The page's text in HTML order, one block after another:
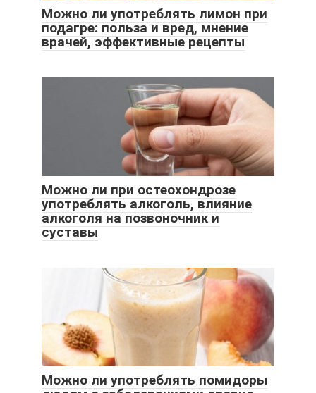
Можно ли употреблять лимон при
подагре: польза и вред, мнение
врачей, эффективные рецепты
Можно ли при остеохондрозе
употреблять алкоголь, влияние
алкоголя на позвоночник и
суставы
Можно ли употреблять помидоры